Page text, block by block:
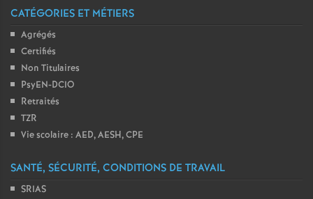
CATÉGORIES ET MÉTIERS
Agrégés
Certifiés
Non Titulaires
PsyEN-DCIO
Retraités
TZR
Vie scolaire : AED, AESH, CPE
SANTÉ, SÉCURITÉ, CONDITIONS DE TRAVAIL
SRIAS